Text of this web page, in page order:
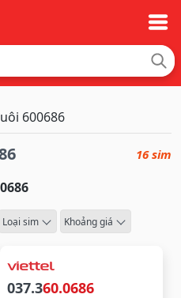
600686
16 sim
Loại sim Khoảng giá
037.360.0686